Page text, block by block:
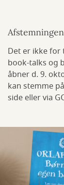
Det er ikke
book-talks og
åbner d. 9.
kan stemme
side eller via